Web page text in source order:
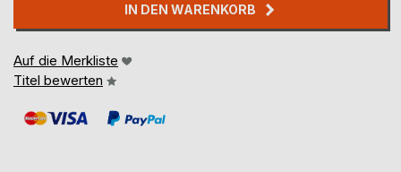
IN DEN WARENKORB
Auf die Merkliste
Titel bewerten